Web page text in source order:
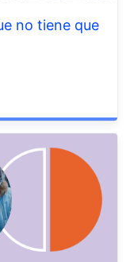
no tiene que